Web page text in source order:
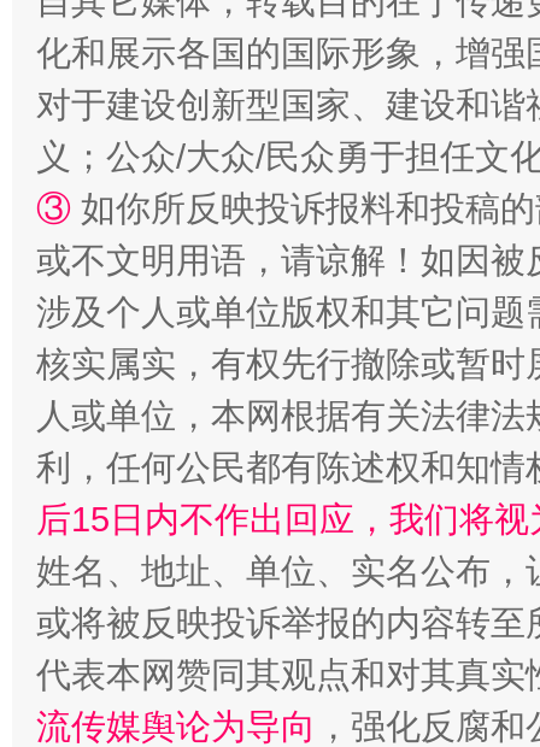
一颗心始终滚烫 还
完善运行机制助力责任有效落实
化和展示各国的国际形象，增
对于建设创新型国家、建设和
义；公众/大众/民众勇于担任文
③ 如你所反映投诉报料和投稿
或不文明用语，请谅解！如因
涉及个人或单位版权和其它问题
核实属实，有权先行撤除或暂
人或单位，本网根据有关法律
利，任何公民都有陈述权和知情
后15日内不作出回应，我们将
姓名、地址、单位、实名公布
或将被反映投诉举报的内容转
代表本网赞同其观点和对其真实
流传媒舆论为导向 ，强化反腐